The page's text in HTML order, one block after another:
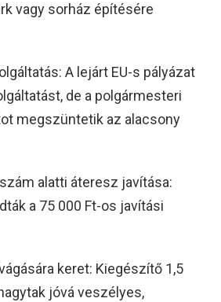
vagy sorház építésére
A lejárt EU-s pályázat
de a polgármesteri
megszüntetik az alacsony
alatti áteresz javítása:
a 75 000 Ft-os javítási
keret: Kiegészítő 1,5
jóvá veszélyes,